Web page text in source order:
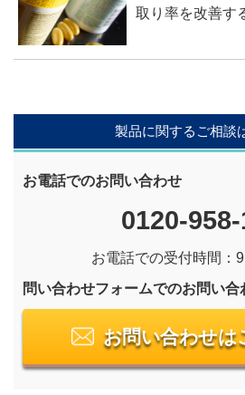
取り率を改善す
製品に関するご相談
お電話でのお問い合わせ
0120-
お電話での受付時間：
問い合わせフォームでのお問い合
お問い合わせは